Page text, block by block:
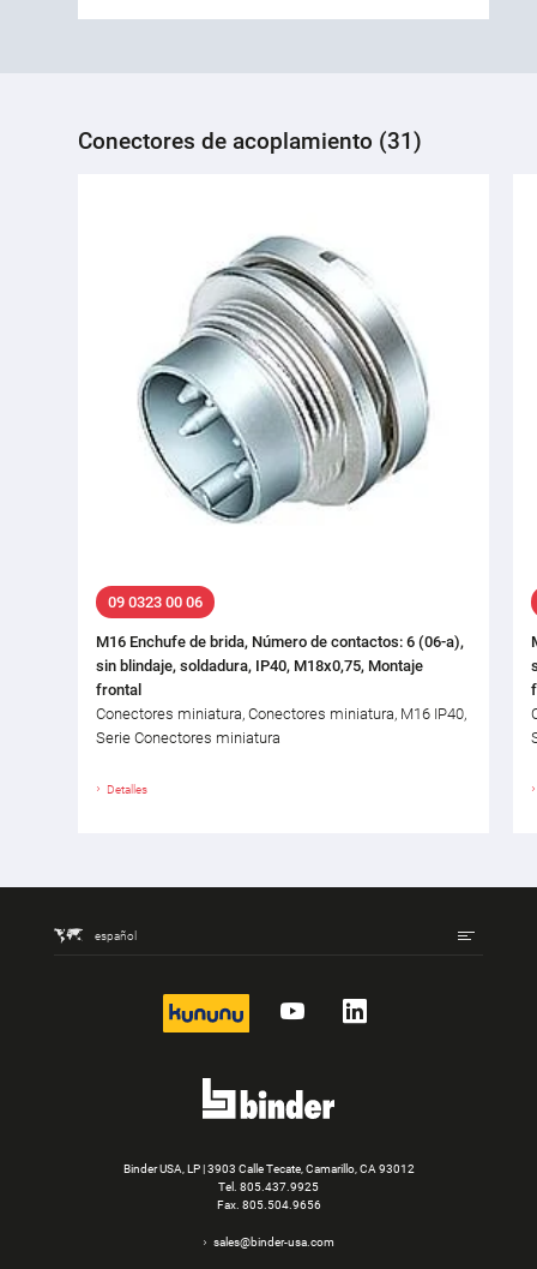
Conectores de acoplamiento (31)
09 0323 00 06
M16 Enchufe de brida, Número de contactos: 6 (06-a),
sin blindaje, soldadura, IP40, M18x0,75, Montaje
frontal
Conectores miniatura, Conectores miniatura, M16 IP40,
Serie Conectores miniatura
Detalles
español
kununu YouTubeLinkedIn
Binder USA, LP | 3903 Calle Tecate, Camarillo, CA 93012
Tel. 805.437.9925
Fax. 805.504.9656
sales@binder-usa.com